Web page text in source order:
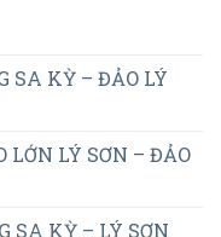
SA KỲ – ĐẢO LÝ
LỚN LÝ SƠN – ĐẢO
SA KỲ – LÝ SƠN